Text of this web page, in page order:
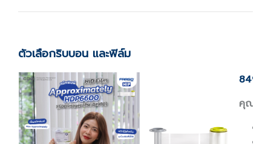
ตัวเลือกริบบอน และฟิล์ม
คุณสม